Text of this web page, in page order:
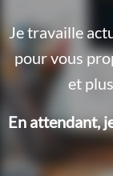
Je travaille
pour vous
et
En attendant,